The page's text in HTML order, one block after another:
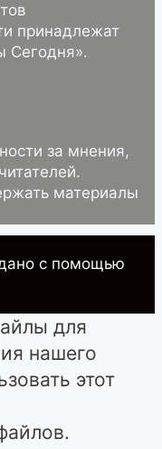
принадлежат
Сегодня».
за мнения,
материалы
с помощью
для
нашего
этот